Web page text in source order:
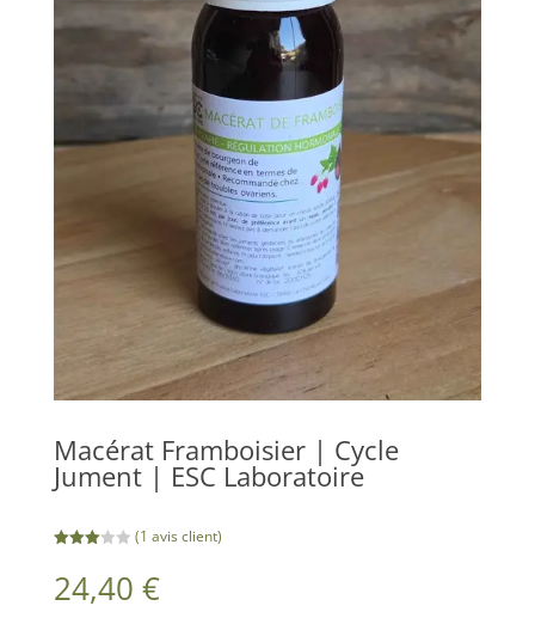
Macérat Framboisier | Cycle
Jument | ESC Laboratoire
sur 5
basé
(1 avis client)
24,40 €